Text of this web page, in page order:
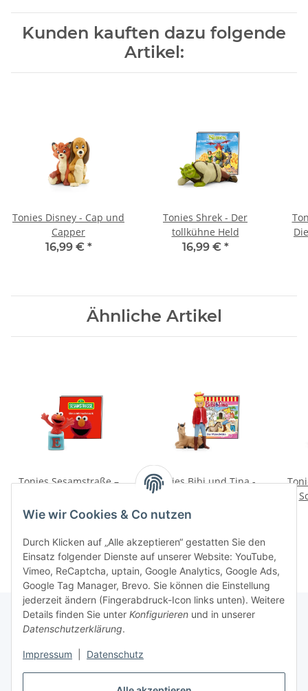
Wie wir Cookies & Co nutzen
Durch Klicken auf „Alle akzeptieren“ gestatten Sie den
Einsatz folgender Dienste auf unserer Website: YouTube,
Vimeo, ReCaptcha, uptain, Google Analytics, Google Ads,
Google Tag Manager, Brevo. Sie können die Einstellung
jederzeit ändern (Fingerabdruck-Icon links unten). Weitere
Details finden Sie unter Konfigurieren und in unserer
Datenschutzerklärung.
Impressum Datenschutz
Kunden kauften dazu folgende
Artikel:
Tonies Disney - Cap und
Capper
16,99 € *
Tonies Shrek - Der
tollkühne Held
16,99 € *
Ähnliche Artikel
Tonies Sesamstraße –
16,99 €*
Tonies Bibi und Tina -
16,99 €